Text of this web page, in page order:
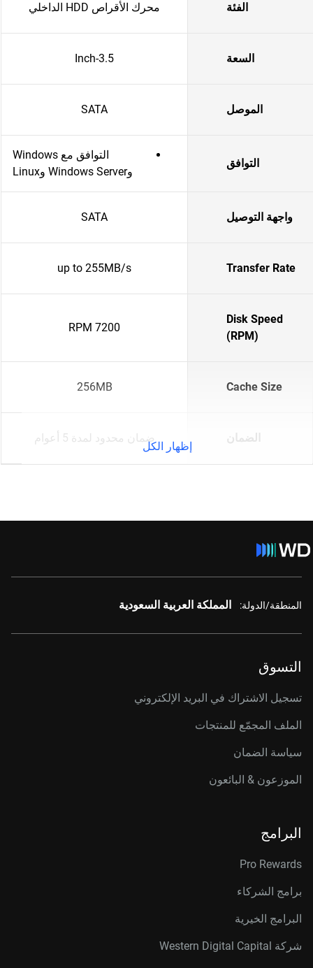
الفئة محرك الأقراص HDD الداخلي
السعة 3.5-Inch
الموصل SATA
التوافق
التوافق مع Windows
وWindows Server وLinux
واجهة التوصيل SATA
Transfer Rate
up to 255MB/s
Disk Speed
(RPM)
7200 RPM
Cache Size
256MB
الضمان ضمان محدود لمدة 5 أعوام
إظهار الكل
المنطقة/الدولة: المملكة العربية السعودية
التسوق
تسجيل الاشتراك في البريد الإلكتروني
الملف المجمّع للمنتجات
سياسة الضمان
الموزعون & البائعون
البرامج
Pro Rewards
برامج الشركاء
البرامج الخيرية
شركة Western Digital Capital